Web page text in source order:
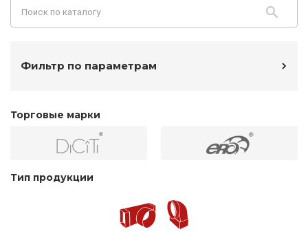
Фильтр по параметрам
Торговые марки
Тип продукции